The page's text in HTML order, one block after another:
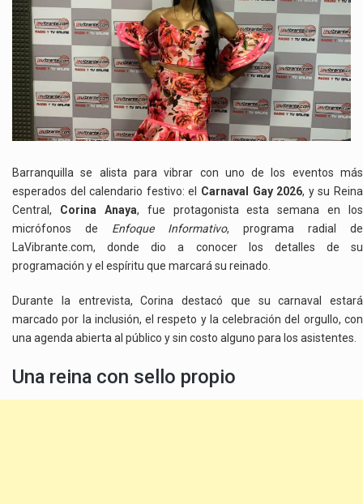
AGENDA
OFICIAL
DEL
CARNAVAL
GAY
2026
EN
LAVIBRANTE.COM
Barranquilla se alista para vibrar con uno de los eventos más
esperados del calendario festivo: el Carnaval Gay 2026, y su Reina
Central, Corina Anaya, fue protagonista esta semana en los
micrófonos de Enfoque Informativo, programa radial de
LaVibrante.com, donde dio a conocer los detalles de su
programación y el espíritu que marcará su reinado.
Durante la entrevista, Corina destacó que su carnaval estará
marcado por la inclusión, el respeto y la celebración del orgullo, con
una agenda abierta al público y sin costo alguno para los asistentes.
Una reina con sello propio